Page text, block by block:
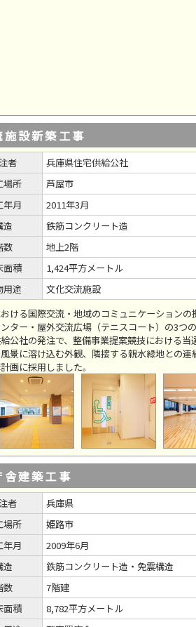
設新築工事
者
兵庫県住宅供給公社
場所
芦屋市
年月
2011年3月
造
鉄筋コンクリート造
数
地上2階
面積
1,424平方メートル
用途
文化交流施設
ける国際交流・地域のコミュニケーション
ター・屋外交流広場（テニスコート）の3つ
公社の発注で、整備事業提案競技における
景に溶け込む外観、隣接する親水緑地との
画に採用しました。
建築工事
者
兵庫県
場所
姫路市
年月
2009年6月
造
鉄筋コンクリート造・免震構造
数
7階建
面積
8,782平方メートル